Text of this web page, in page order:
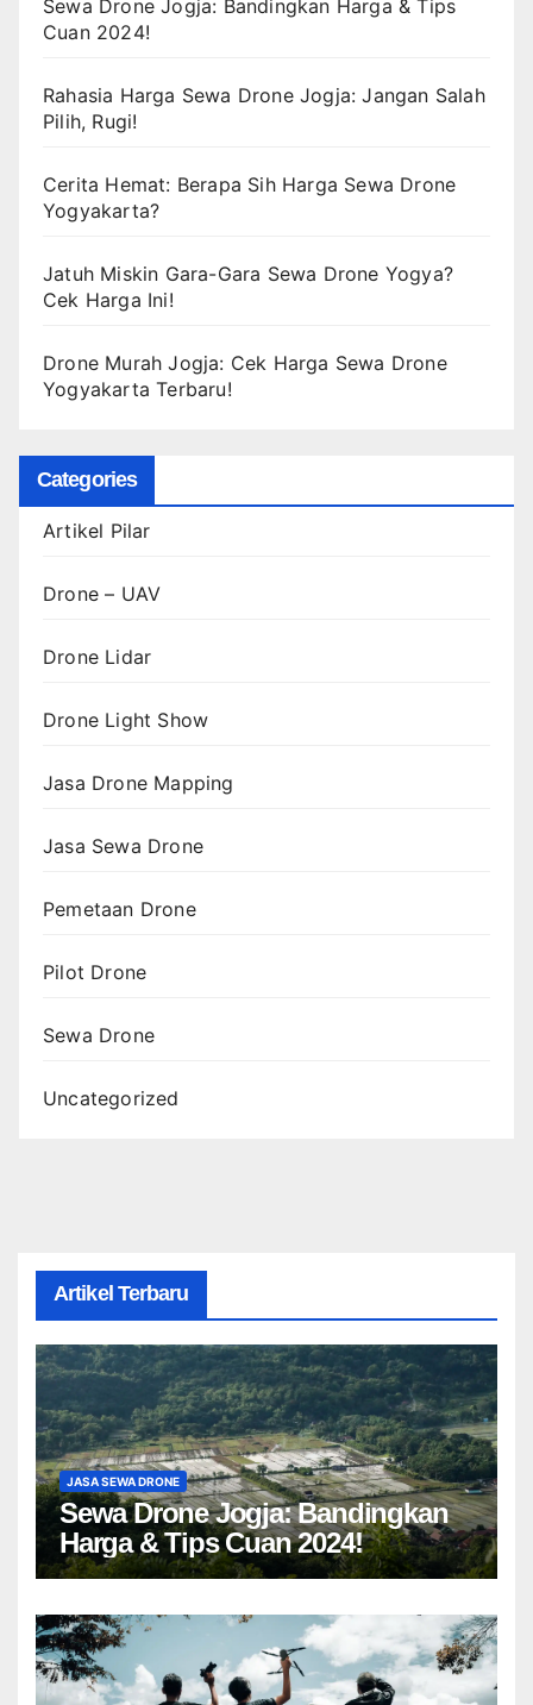
Sewa Drone Jogja: Bandingkan Harga & Tips
Cuan 2024!
Rahasia Harga Sewa Drone Jogja: Jangan Salah
Pilih, Rugi!
Cerita Hemat: Berapa Sih Harga Sewa Drone
Yogyakarta?
Jatuh Miskin Gara-Gara Sewa Drone Yogya?
Cek Harga Ini!
Drone Murah Jogja: Cek Harga Sewa Drone
Yogyakarta Terbaru!
Categories
Artikel Pilar
Drone – UAV
Drone Lidar
Drone Light Show
Jasa Drone Mapping
Jasa Sewa Drone
Pemetaan Drone
Pilot Drone
Sewa Drone
Uncategorized
Artikel Terbaru
JASA SEWA DRONE
Sewa Drone Jogja: Bandingkan
Harga & Tips Cuan 2024!